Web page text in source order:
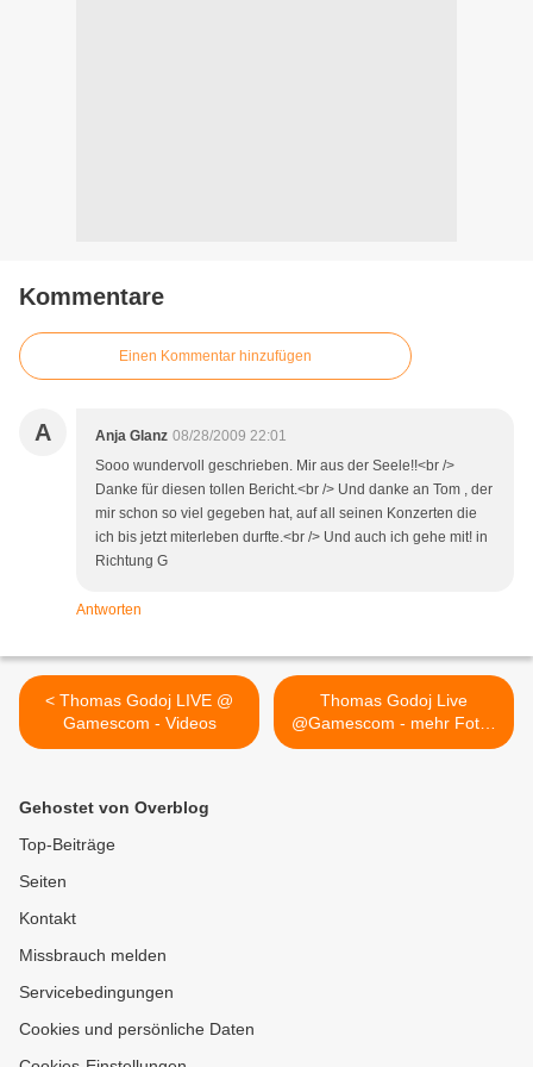
Kommentare
Einen Kommentar hinzufügen
A Anja Glanz 08/28/2009 22:01
Sooo wundervoll geschrieben. Mir aus der Seele!!<br />
Danke für diesen tollen Bericht.<br /> Und danke an Tom , der
mir schon so viel gegeben hat, auf all seinen Konzerten die
ich bis jetzt miterleben durfte.<br /> Und auch ich gehe mit! in
Richtung G
Antworten
< Thomas Godoj LIVE @
Gamescom - Videos
Thomas Godoj Live
@Gamescom - mehr Fotos
>
Gehostet von Overblog
Top-Beiträge
Seiten
Kontakt
Missbrauch melden
Servicebedingungen
Cookies und persönliche Daten